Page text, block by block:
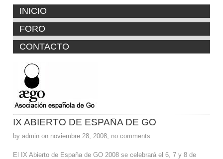
INICIO
FORO
CONTACTO
IX ABIERTO DE ESPAÑA DE GO
by admin on noviembre 28, 2008, no comments
El IX Abierto de España de GO 2008 se celebrará el 6, 7 y 8 de